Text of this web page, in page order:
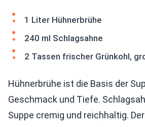
1 Liter Hühnerbrühe
240 ml Schlagsahne
2 Tassen frischer Grünkohl,
Hühnerbrühe ist die Basis der
Geschmack und Tiefe.
Suppe cremig und reichhaltig.